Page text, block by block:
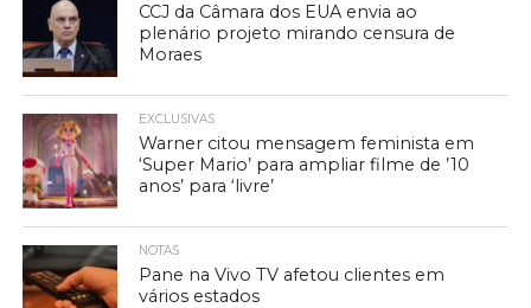
CCJ da Câmara dos EUA envia ao
plenário projeto mirando censura de
Moraes
EXCLUSIVAS
Warner citou mensagem feminista em
‘Super Mario’ para ampliar filme de ’10
anos’ para ‘livre’
NOTAS
Pane na Vivo TV afetou clientes em
vários estados